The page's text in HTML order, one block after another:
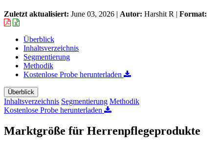
Zuletzt aktualisiert: June 03, 2026 | Autor: Harshit R | Format:
Überblick
Inhaltsverzeichnis
Segmentierung
Methodik
Kostenlose Probe herunterladen
Überblick
Inhaltsverzeichnis Segmentierung Methodik
Kostenlose Probe herunterladen
Marktgröße für Herrenpflegeprodukte